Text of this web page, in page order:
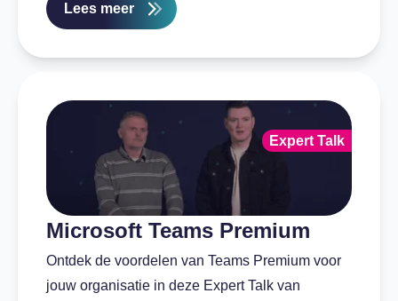
Lees meer
Microsoft Teams Premium
Ontdek de voordelen van Teams Premium voor
jouw organisatie in deze Expert Talk van
Expert Talk